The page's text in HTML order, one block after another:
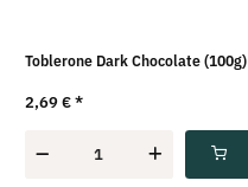
Toblerone Dark Chocolate (100g)
2,69 €*